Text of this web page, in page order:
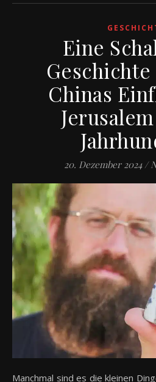
Eine
Chinas
20. Dezember 2024 /
Manchmal sind es die kleinen Dinge, die große Geschichten